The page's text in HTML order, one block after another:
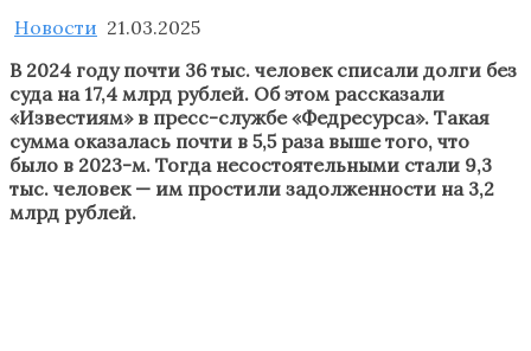
Новости 21.03.2025
В 2024 году почти 36 тыс. человек списали долги без
суда на 17,4 млрд рублей. Об этом рассказали
«Известиям» в пресс-службе «Федресурса». Такая
сумма оказалась почти в 5,5 раза выше того, что
было в 2023-м. Тогда несостоятельными стали 9,3
тыс. человек — им простили задолженности на 3,2
млрд рублей.